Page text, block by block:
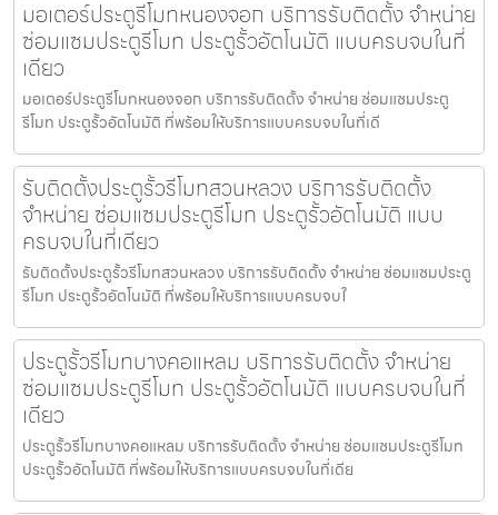
มอเตอร์ประตูรีโมทหนองจอก บริการรับติดตั้ง จำหน่าย
ซ่อมแซมประตูรีโมท ประตูรั้วอัตโนมัติ แบบครบจบในที่
เดียว
มอเตอร์ประตูรีโมทหนองจอก บริการรับติดตั้ง จำหน่าย ซ่อมแซมประตู
รีโมท ประตูรั้วอัตโนมัติ ที่พร้อมให้บริการแบบครบจบในที่เดี
รับติดตั้งประตูรั้วรีโมทสวนหลวง บริการรับติดตั้ง
จำหน่าย ซ่อมแซมประตูรีโมท ประตูรั้วอัตโนมัติ แบบ
ครบจบในที่เดียว
รับติดตั้งประตูรั้วรีโมทสวนหลวง บริการรับติดตั้ง จำหน่าย ซ่อมแซมประตู
รีโมท ประตูรั้วอัตโนมัติ ที่พร้อมให้บริการแบบครบจบใ
ประตูรั้วรีโมทบางคอแหลม บริการรับติดตั้ง จำหน่าย
ซ่อมแซมประตูรีโมท ประตูรั้วอัตโนมัติ แบบครบจบในที่
เดียว
ประตูรั้วรีโมทบางคอแหลม บริการรับติดตั้ง จำหน่าย ซ่อมแซมประตูรีโมท
ประตูรั้วอัตโนมัติ ที่พร้อมให้บริการแบบครบจบในที่เดีย